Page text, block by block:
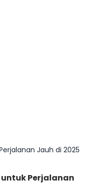
Jauh di 2025
Perjalanan